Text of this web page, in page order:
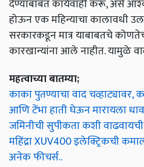
देण्याबाबत कार्यवाही करू, असे
होऊन एक महिन्याचा कालावधी
सरकारकडून मात्र याबाबतचे
कारखान्यांना आले नाहीत. यामुळे
महत्वाच्या बातम्या;
काका पुतण्याचा वाद
आणि टेंभा हाती घेऊन मारायला
जमिनीची सुपीकता कशी
महिंद्रा XUV400 इलेक्ट्रिकची
अनेक फीचर्स..